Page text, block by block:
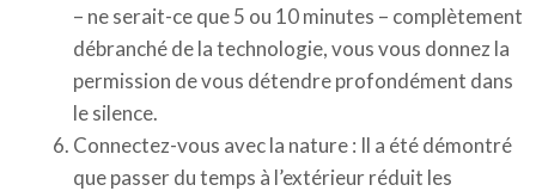
– ne serait-ce que 5 ou 10 minutes – complètement
débranché de la technologie, vous vous donnez la
permission de vous détendre profondément dans
le silence.
Connectez-vous avec la nature : Il a été démontré
que passer du temps à l’extérieur réduit les